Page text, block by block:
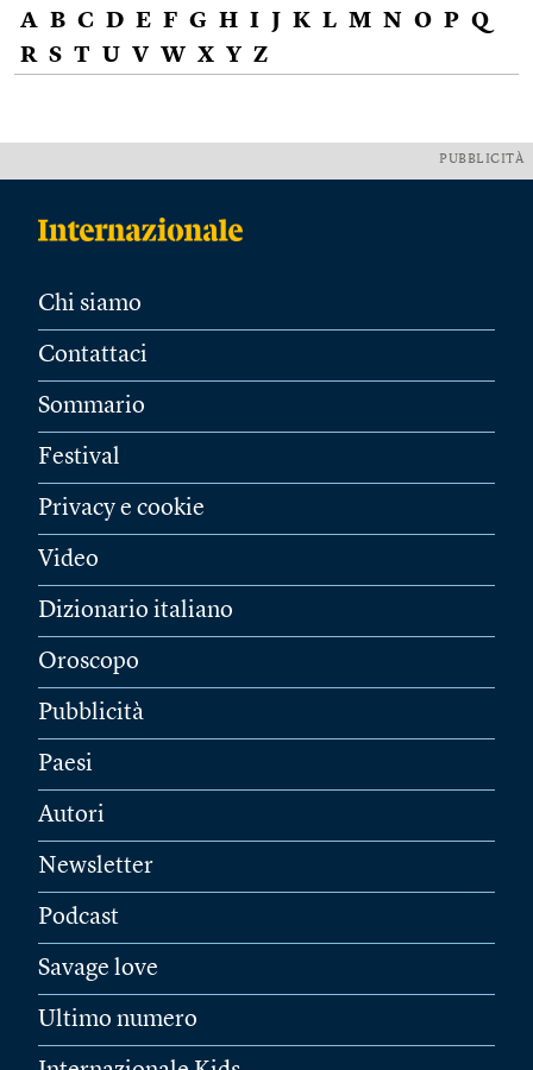
A B C D E F G H I J K L M N O P Q
R S T U V W X Y Z
PUBBLICITÀ
Chi siamo
Contattaci
Sommario
Festival
Privacy e cookie
Video
Dizionario italiano
Oroscopo
Pubblicità
Paesi
Autori
Newsletter
Podcast
Savage love
Ultimo numero